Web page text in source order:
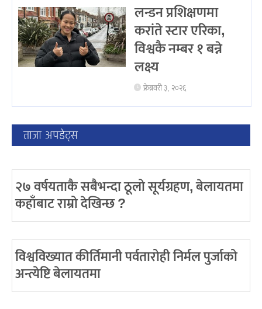
लन्डन प्रशिक्षणमा
करांते स्टार एरिका,
विश्वकै नम्बर १ बन्ने
लक्ष्य
फ्रेब्रवरी ३, २०२६
ताजा अपडेट्स
२७ वर्षयताकै सबैभन्दा ठूलो सूर्यग्रहण, बेलायतमा
कहाँबाट राम्रो देखिन्छ ?
विश्वविख्यात कीर्तिमानी पर्वतारोही निर्मल पुर्जाको
अन्त्येष्टि बेलायतमा